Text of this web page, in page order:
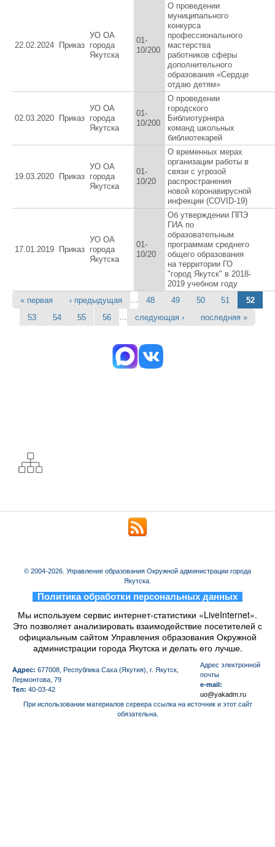
22.02.2024 Приказ
УО ОА
города
Якутска
01-
10/200
О проведении
муниципального
конкурса
профессионального
мастерства
работников сферы
дополнительного
образования «Сердце
отдаю детям»
02.03.2020 Приказ
УО ОА
города
Якутска
01-
10/200
О проведении
городского
Библиотурнира
команд школьных
библиотекарей
19.03.2020 Приказ
УО ОА
города
Якутска
01-
10/20
О временных мерах
организации работы в
связи с угрозой
распространения
новой коронавирусной
инфекции (COVID-19)
17.01.2019 Приказ
УО ОА
города
Якутска
01-
10/20
Об утверждении ППЭ
ГИА по
образовательным
программам среднего
общего образования
на территории ГО
"город Якутск" в 2018-
2019 учебном году
Страницы
« первая ‹ предыдущая 48 49 50 51
52
53
54 55 56 следующая › последняя »
© 2004-2026. Управление образования Окружной администрации города
Якутска.
Политика обработки персональных данных
Мы используем сервис интернет-статистики «LiveInternet».
Это позволяет анализировать взаимодействие посетителей с
официальным сайтом Управления образования Окружной
администрации города Якутска и делать его лучше.
Адрес: 677008, Республика Саха (Якутия), г. Якутск,
Лермонтова, 79
Тел: 40-03-42
Aдрес электронной
почты
e-mail:
uo@yakadm.ru
При использовании материалов сервера ссылка на источник и этот сайт
обязательна.